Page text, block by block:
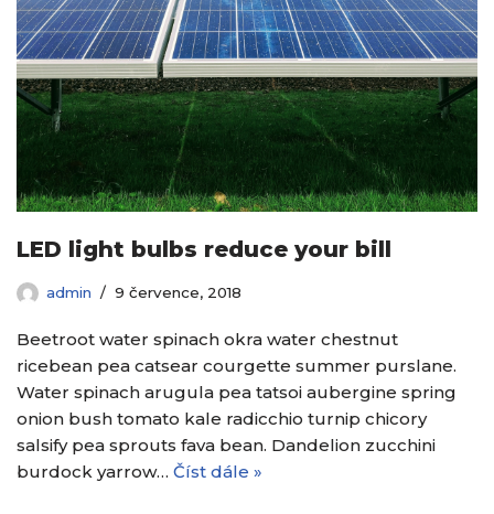
LED light bulbs reduce your bill
admin 9 července, 2018
Beetroot water spinach okra water chestnut
ricebean pea catsear courgette summer purslane.
Water spinach arugula pea tatsoi aubergine spring
onion bush tomato kale radicchio turnip chicory
salsify pea sprouts fava bean. Dandelion zucchini
burdock yarrow… Číst dále »